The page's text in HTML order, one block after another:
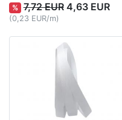
% 7,72 EUR 4,63 EUR
(0,23 EUR/m)